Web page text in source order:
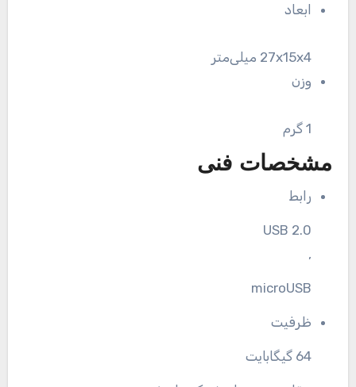
ابعاد
27x15x4 میلی‌متر
وزن
1 گرم
مشخصات فنی
رابط
USB 2.0
,
microUSB
ظرفیت
64 گیگابایت